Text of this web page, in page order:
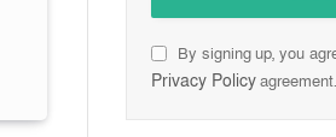
By signing up, you
Privacy Policyagreement.